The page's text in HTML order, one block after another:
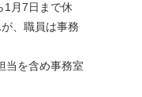
1月7日まで休
、職員は事務
当を含め事務室